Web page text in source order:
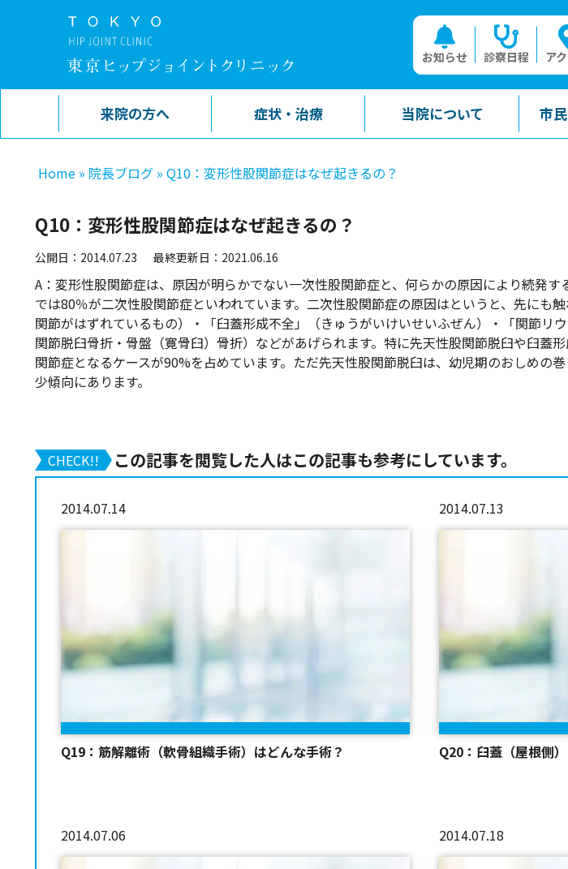
お知らせ 診察日程 ア
来院の方へ 症状・治療 当院について 市
Home » 院長ブログ » Q10：変形性股関節症はなぜ起きるの？
Q10：変形性股関節症はなぜ起きるの？
公開日：2014.07.23 最終更新日：2021.06.16
A：変形性股関節症は、原因が明らかでない一次性股関節症と、何らかの原因により続発
では80％が二次性股関節症といわれています。二次性股関節症の原因はというと、先にも
関節がはずれているもの）・「臼蓋形成不全」（きゅうがいけいせいふぜん）・「関節リ
関節脱臼骨折・骨盤（寛骨臼）骨折）などがあげられます。特に先天性股関節脱臼や臼蓋
関節症となるケースが90%を占めています。ただ先天性股関節脱臼は、幼児期のおしめの
少傾向にあります。
CHECK!! この記事を閲覧した人はこの記事も参考にしています。
2014.07.14
Q19：筋解離術（軟骨組織手術）はどんな手術？
2014.07.13
Q20：臼蓋（屋根側
2014.07.06 2014.07.18